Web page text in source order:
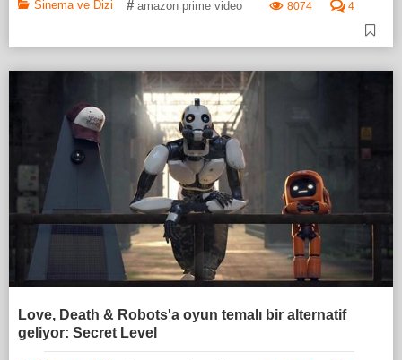
Sinema ve Dizi # amazon prime video 8074 4
Love, Death & Robots'a oyun temalı bir alternatif
geliyor: Secret Level